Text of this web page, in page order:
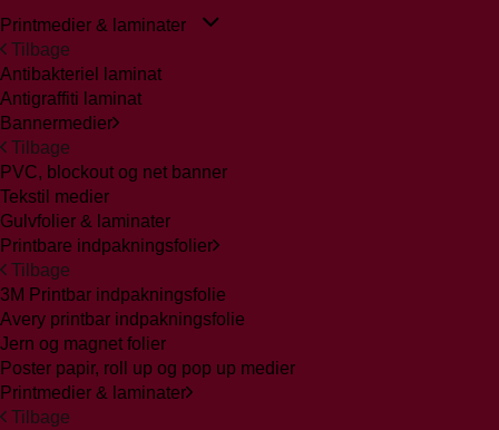
Printmedier & laminater
Tilbage
Antibakteriel laminat
Antigraffiti laminat
Bannermedier
Tilbage
PVC, blockout og net banner
Tekstil medier
Gulvfolier & laminater
Printbare indpakningsfolier
Tilbage
3M Printbar indpakningsfolie
Avery printbar indpakningsfolie
Jern og magnet folier
Poster papir, roll up og pop up medier
Printmedier & laminater
Tilbage